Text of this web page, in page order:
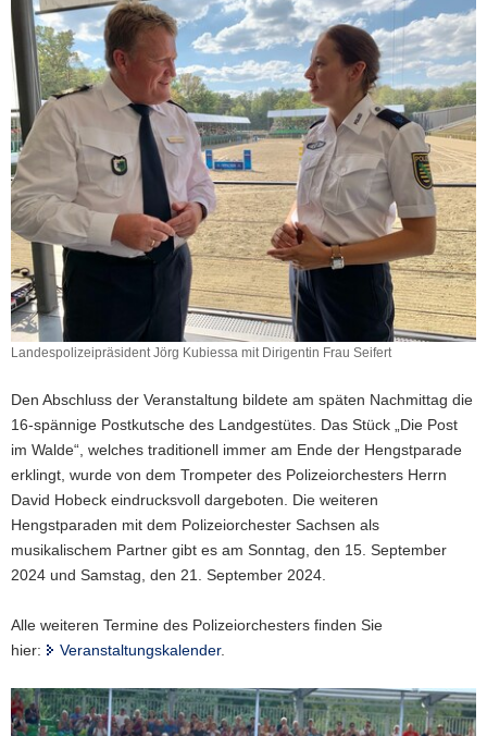
Landespolizeipräsident Jörg Kubiessa mit Dirigentin Frau Seifert
Jörg
mit
Dirigentin
Frau
Seifert
Den Abschluss der Veranstaltung bildete am späten Nachmittag die
16-spännige Postkutsche des Landgestütes. Das Stück „Die Post
im Walde“, welches traditionell immer am Ende der Hengstparade
erklingt, wurde von dem Trompeter des Polizeiorchesters Herrn
David Hobeck eindrucksvoll dargeboten. Die weiteren
Hengstparaden mit dem Polizeiorchester Sachsen als
musikalischem Partner gibt es am Sonntag, den 15. September
2024 und Samstag, den 21. September 2024.
Alle weiteren Termine des Polizeiorchesters finden Sie
hier:
Veranstaltungskalender.